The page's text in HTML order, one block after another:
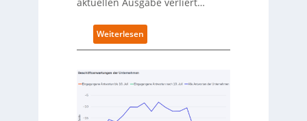
e
n
e
u
C
a
m
Weiterlesen:
D
t
c